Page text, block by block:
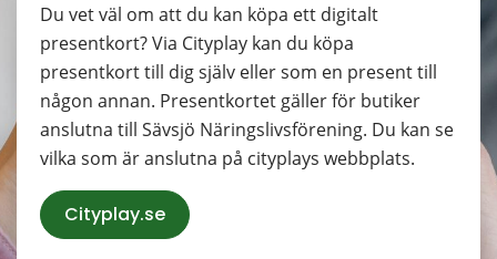
Du vet väl om att du kan köpa ett digitalt
presentkort? Via Cityplay kan du köpa
presentkort till dig själv eller som en present till
någon annan. Presentkortet gäller för butiker
anslutna till Sävsjö Näringslivsförening. Du kan se
vilka som är anslutna på cityplays webbplats.
Cityplay.se